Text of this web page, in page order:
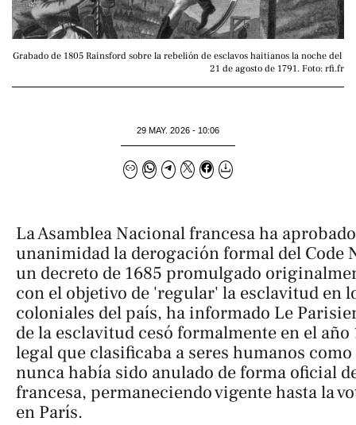
Grabado de 1805 Rainsford sobre la rebelión de esclavos haitianos la noche del
21 de agosto de 1791. Foto: rfi.fr
29 MAY. 2026 - 10:06
La Asamblea Nacional francesa ha
unanimidad la derogación formal del Code
un decreto de 1685 promulgado
con el objetivo de 'regular' la esclavitud en
coloniales del país, ha informado Le
de la esclavitud cesó formalmente en el año
legal que clasificaba a seres humanos
nunca había sido anulado de forma oficial
francesa, permaneciendo vigente hasta la
en París.